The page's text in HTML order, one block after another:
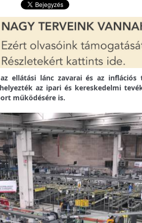
ellátási lánc zavarai és az inflációs
az ipari és kereskedelmi
működésére is.